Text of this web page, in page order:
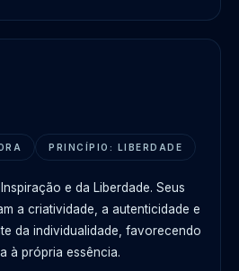
PRINCÍPIO: LIBERDADE
e da Liberdade. Seus
a criatividade, a autenticidade e
da individualidade, favorecendo
à própria essência.